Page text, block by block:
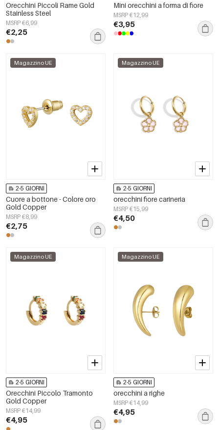
Orecchini Piccoli Rame Gold
Stainless Steel
MSRP €6,99
€2,25
Mini orecchini a forma di fiore
MSRP €12,99
€3,95
Magazzino UE
2-5 GIORNI
Cuore a bottone - Colore oro
Gold Copper
MSRP €8,99
€2,75
Magazzino UE
2-5 GIORNI
orecchini fiore carineria
MSRP €15,99
€4,50
Magazzino UE
2-5 GIORNI
Orecchini Piccolo Tramonto
Gold Copper
MSRP €14,99
€4,95
Magazzino UE
2-5 GIORNI
orecchini a righe
MSRP €14,99
€4,95